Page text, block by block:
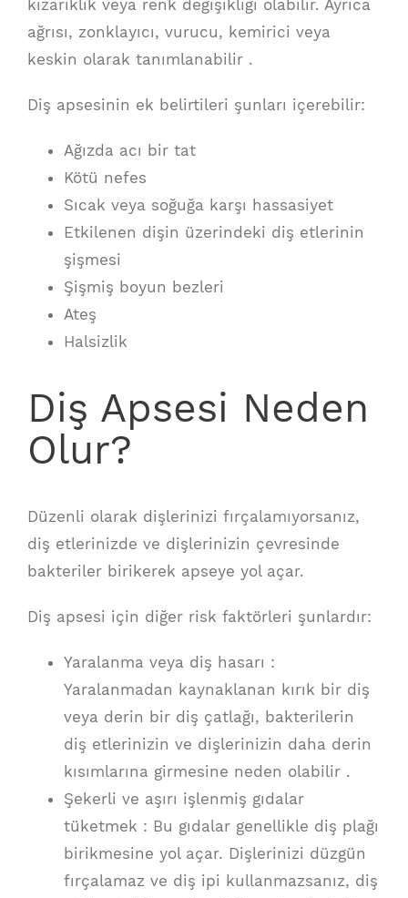
kızarıklık veya renk değişikliği olabilir. Ayrıca
ağrısı, zonklayıcı, vurucu, kemirici veya
keskin olarak tanımlanabilir .
Diş apsesinin ek belirtileri şunları içerebilir:
Ağızda acı bir tat
Kötü nefes
Sıcak veya soğuğa karşı hassasiyet
Etkilenen dişin üzerindeki diş etlerinin
şişmesi
Şişmiş boyun bezleri
Ateş
Halsizlik
Diş Apsesi Neden
Olur?
Düzenli olarak dişlerinizi fırçalamıyorsanız,
diş etlerinizde ve dişlerinizin çevresinde
bakteriler birikerek apseye yol açar.
Diş apsesi için diğer risk faktörleri şunlardır:
Yaralanma veya diş hasarı :
Yaralanmadan kaynaklanan kırık bir diş
veya derin bir diş çatlağı, bakterilerin
diş etlerinizin ve dişlerinizin daha derin
kısımlarına girmesine neden olabilir .
Şekerli ve aşırı işlenmiş gıdalar
tüketmek : Bu gıdalar genellikle diş plağı
birikmesine yol açar. Dişlerinizi düzgün
fırçalamaz ve diş ipi kullanmazsanız, diş